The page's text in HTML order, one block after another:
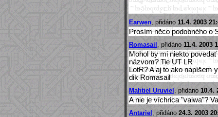
Earwen , přidáno 11.4. 2003
Prosím něco podobného o
Romasail , přidáno 11.4. 2003
Mohol by mi niekto
názvom? Tie UT LR
LotR? A aj to ako napíšem
dik Romasail
Mahtiel Uruviel , přidáno 10.4.
A nie je víchrica "vaiwa"?
Antariel , přidáno 24.3. 2003